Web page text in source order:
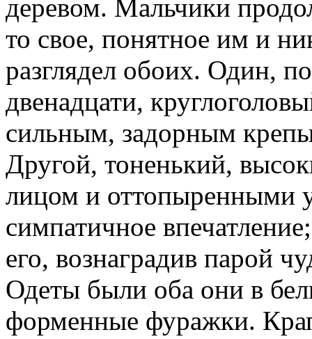
деревом. Мальчики
то свое, понятное им и
разглядел обоих. Один,
двенадцати,
сильным, задорным
Другой, тоненький,
лицом и оттопыренными
симпатичное
его, вознаградив парой
Одеты были оба они в
форменные фуражки.